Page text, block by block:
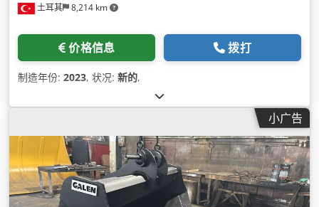
土耳其 8,214 km
价格信息 拨打
制造年份: 2023, 状况: 新的,
小广告